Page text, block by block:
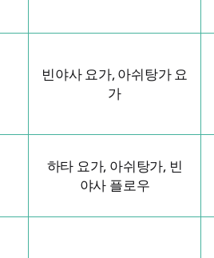
빈야사 요가, 아쉬탕가 요
가
하타 요가, 아쉬탕가, 빈
야사 플로우